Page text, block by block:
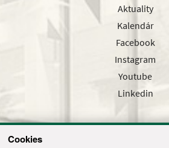
Cookies
Aktuality
Kalendár
Facebook
Instagram
Youtube
Linkedin